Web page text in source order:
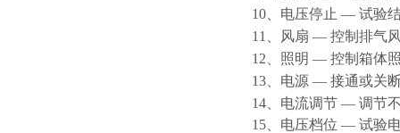
10、电压停止 — 试验
11、风扇 — 控制排气
12、照明 — 控制箱体
13、电源 — 接通或关
14、电流调节 — 调节
15、电压档位 — 试验